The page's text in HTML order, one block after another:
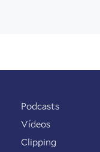
Podcasts
Vídeos
Clipping